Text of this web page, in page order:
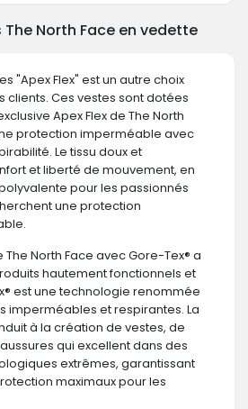
North Face en vedette
"Apex Flex" est un autre choix
clients. Ces vestes sont dotées
Apex Flex de The North
protection imperméable avec
Le tissu doux et
et liberté de mouvement, en
pour les passionnés
une protection
North Face avec Gore-Tex® a
hautement fonctionnels et
est une technologie renommée
imperméables et respirantes. La
à la création de vestes, de
qui excellent dans des
extrêmes, garantissant
maximaux pour les